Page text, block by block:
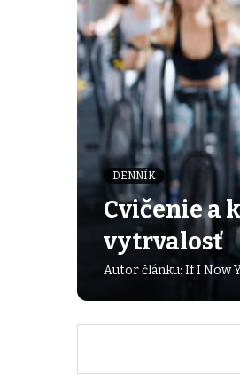
DENNÍK
Cvičenie a
vytrvalosť
Autor článku: If I Now